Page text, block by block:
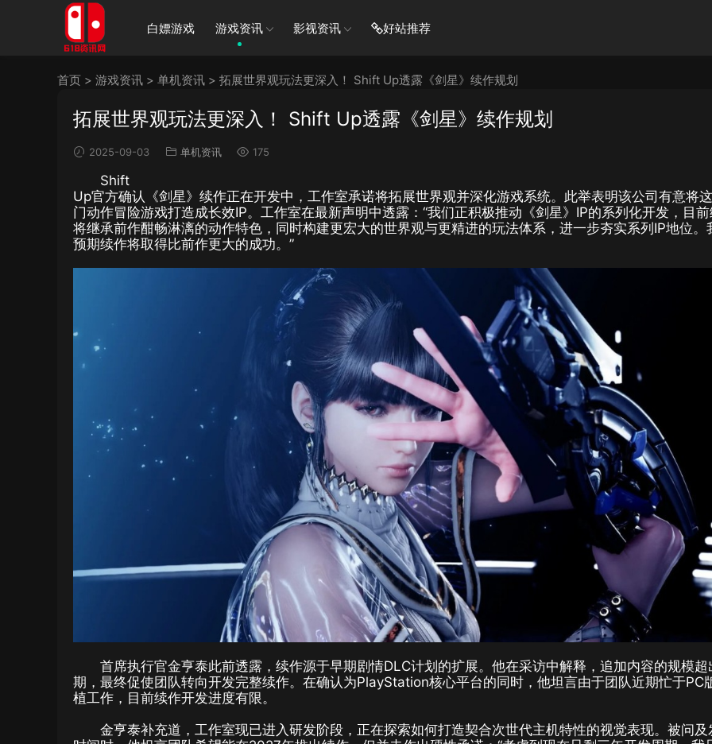
白嫖游戏 游戏资讯 影视资讯 好站推荐
首页 > 游戏资讯 > 单机资讯 > 拓展世界观玩法更深入！ Shift Up透露《剑星》续作规划
拓展世界观玩法更深入！ Shift Up透露《剑星》续作规划
2025-09-03 单机资讯 175
Shift
Up官方确认《剑星》续作正在开发中，工作室承诺将拓展世界观并深化游戏系统。此举表明该公司有意将
门动作冒险游戏打造成长效IP。工作室在最新声明中透露：“我们正积极推动《剑星》IP的系列化开发，目
将继承前作酣畅淋漓的动作特色，同时构建更宏大的世界观与更精进的玩法体系，进一步夯实系列IP地位。
预期续作将取得比前作更大的成功。”
首席执行官金亨泰此前透露，续作源于早期剧情DLC计划的扩展。他在采访中解释，追加内容的规模超
期，最终促使团队转向开发完整续作。在确认为PlayStation核心平台的同时，他坦言由于团队近期忙于PC
植工作，目前续作开发进度有限。
金亨泰补充道，工作室现已进入研发阶段，正在探索如何打造契合次世代主机特性的视觉表现。被问及